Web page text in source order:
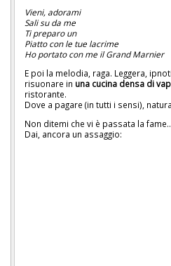
Vieni, adorami
Sali su da me
Ti preparo un
Piatto con le tue lacrime
Ho portato con me il Grand Marnier
E poi la melodia, raga. Leggera,
risuonare in una cucina densa di
ristorante.
Dove a pagare (in tutti i sensi),
Non ditemi che vi è passata la
Dai, ancora un assaggio: